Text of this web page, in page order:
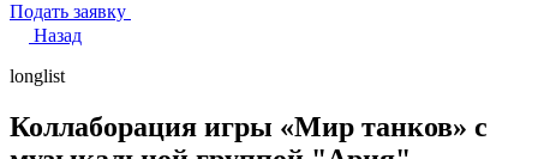
Подать заявку
Назад
longlist
Коллаборация игры «Мир танков» с